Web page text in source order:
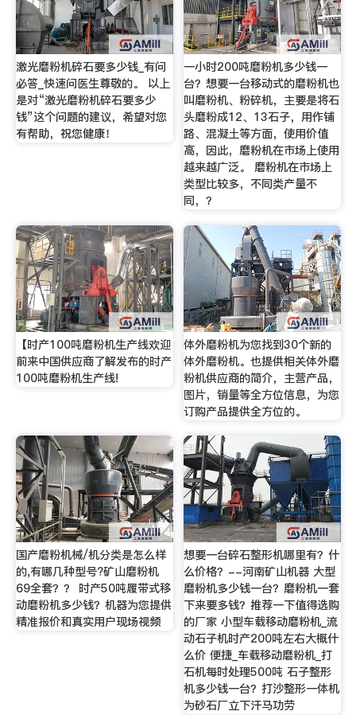
激光磨粉机碎石要多少钱_有问
必答_快速问医生尊敬的。 以上
是对“激光磨粉机碎石要多少
钱”这个问题的建议，希望对您
有帮助，祝您健康！
一小时200吨磨粉机多少钱一
台？想要一台移动式的磨粉机也
叫磨粉机、粉碎机，主要是将石
头磨粉成12、13石子，用作铺
路、混凝土等方面，使用价值
高，因此，磨粉机在市场上使用
越来越广泛。 磨粉机在市场上
类型比较多，不同类产量不
同，？
【时产100吨磨粉机生产线欢迎
前来中国供应商了解发布的时产
100吨磨粉机生产线!
体外磨粉机为您找到30个新的
体外磨粉机。也提供相关体外磨
粉机供应商的简介，主营产品，
图片，销量等全方位信息，为您
订购产品提供全方位的。
国产磨粉机械/机分类是怎么样
的,有哪几种型号?矿山磨粉机
69全套？？ 时产50吨履带式移
动磨粉机多少钱？机器为您提供
精准报价和真实用户现场视频
想要一台碎石整形机哪里有？什
么价格？--河南矿山机器 大型
磨粉机多少钱一台？磨粉机一套
下来要多钱？推荐一下值得选购
的厂家 小型车载移动磨粉机_流
动石子机时产200吨左右大概什
么价 便捷_车载移动磨粉机_打
石机每时处理500吨 石子整形
机多少钱一台？打沙整形一体机
为砂石厂立下汗马功劳